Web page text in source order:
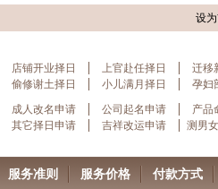
设
店铺开业择日 上官赴任择日 迁移
偷修谢土择日 小儿满月择日 孕妇
成人改名申请 公司起名申请 产品
其它择日申请 吉祥改运申请 测男
服务准则 服务价格 付款方式